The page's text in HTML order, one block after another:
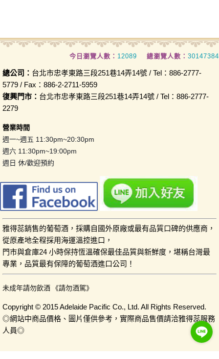
今日瀏覽人數： 12089 總瀏覽人數： 30147384
總公司： 台北市忠孝東路三段251巷14弄14號 / Tel：886-2777-
5779 / Fax：886-2-2711-5959
復興門市： 台北市忠孝東路三段251巷14弄14號 / Tel：886-2777-
2279
營業時間
週一~週五 11:30pm~20:30pm
週六 11:30pm~19:00pm
週日 休/歡迎預約
雅得蕊銷售的葡萄酒，採購自國外原廠或最有品質口碑的供應商，
從原產地全程採用海運溫控進口，
門市與倉庫24 小時保持恆溫確保最佳品質與新鮮度，堪稱台灣最
專業，品質最有保障的葡萄酒進口公司！
未成年請勿飲酒 《請勿酒駕》
Copyright © 2015 Adelaide Pacific Co., Ltd. All Rights Reserved.
◎網站中商品價格、圖片僅供參考，實際商品售價請洽雅得蕊服務
人員◎